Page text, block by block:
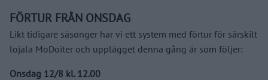
FÖRTUR FRÅN ONSDAG
Likt tidigare säsonger har vi ett system med förtur för särskilt
lojala MoDoiter och upplägget denna gång är som följer:
Onsdag 12/8 kl. 12.00